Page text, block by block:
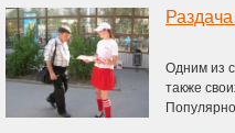
Одним из
также